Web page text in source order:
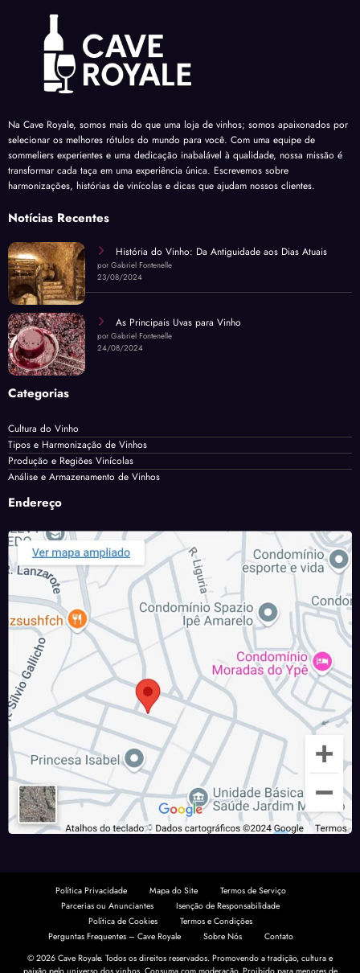
Na Cave Royale, somos mais do que uma loja de vinhos; somos apaixonados por
selecionar os melhores rótulos do mundo para você. Com uma equipe de
sommeliers experientes e uma dedicação inabalável à qualidade, nossa missão é
transformar cada taça em uma experiência única. Escrevemos sobre
harmonizações, histórias de vinícolas e dicas que ajudam nossos clientes.
Notícias Recentes
História do Vinho: Da Antiguidade aos Dias Atuais
por Gabriel Fontenelle
23/08/2024
As Principais Uvas para Vinho
por Gabriel Fontenelle
24/08/2024
Categorias
Cultura do Vinho
Tipos e Harmonização de Vinhos
Produção e Regiões Vinícolas
Análise e Armazenamento de Vinhos
Endereço
Política Privacidade Mapa do Site
Termos de Serviço
Parcerias ou Anunciantes
Isenção de Responsabilidade
Política de Cookies
Termos e Condições
Perguntas Frequentes – Cave Royale
Sobre Nós
Contato
© 2026 Cave Royale. Todos os direitos reservados. Promovendo a tradição, cultura e